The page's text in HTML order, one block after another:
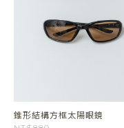
錐形結構方框太陽眼鏡